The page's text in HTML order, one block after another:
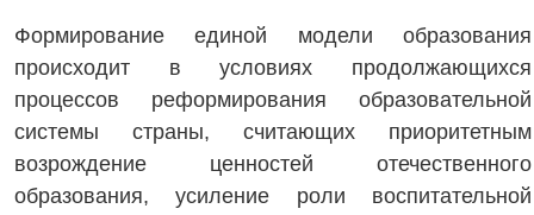
Формирование единой модели образования
происходит в условиях продолжающихся
процессов реформирования образовательной
системы страны, считающих приоритетным
возрождение ценностей отечественного
образования, усиление роли воспитательной